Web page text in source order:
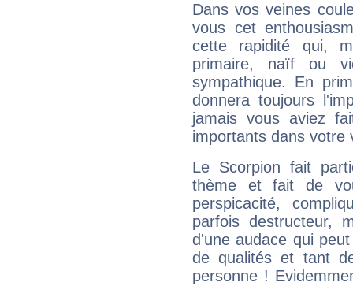
Dans vos veines
vous cet
cette rapidité qui,
primaire, naïf ou
sympathique. En
donnera toujours
jamais vous aviez
importants dans votre
Le Scorpion fait
thème et fait de
perspicacité,
parfois destructeur,
d'une audace qui
de qualités et tant
personne !